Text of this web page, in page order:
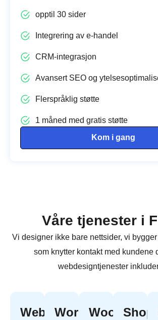
opptil 30 sider
Integrering av e-handel
CRM-integrasjon
Avansert SEO og
Flerspråklig støtte
1 måned med gratis støtte
Kom i gang
Våre tjenester i
Vi designer ikke bare nettsider, vi
som knytter kontakt med kundene
webdesigntjenester
WebappWordPress